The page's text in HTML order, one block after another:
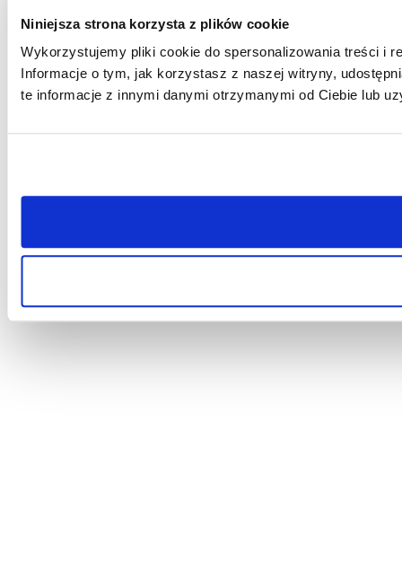
Niniejsza strona korzysta z plików cookie
Wykorzystujemy pliki cookie do spersonalizowania treści i
Informacje o tym, jak korzystasz z naszej witryny,
te informacje z innymi danymi otrzymanymi od Ciebie lub